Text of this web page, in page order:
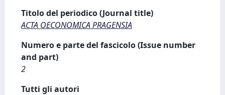
Titolo del periodico (Journal title)
ACTA OECONOMICA PRAGENSIA
Numero e parte del fascicolo (Issue number
and part)
2
Tutti gli autori